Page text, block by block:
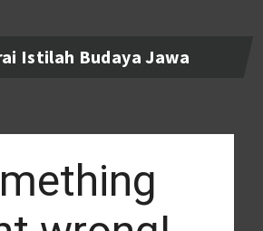
Istilah Budaya Jawa